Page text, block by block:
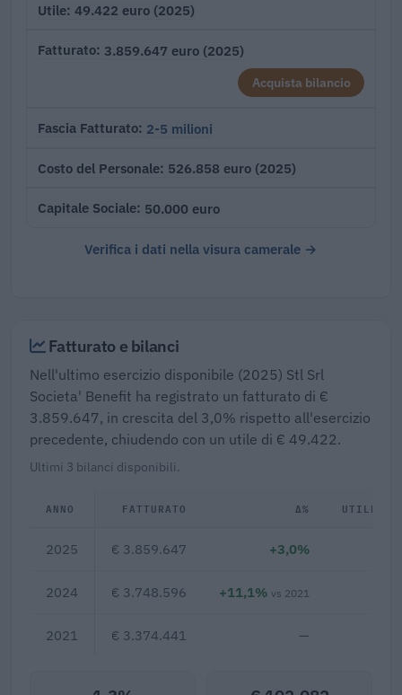
Utile 49.422 euro (2025)
Fatturato 3.859.647 euro (2025)
Acquista bilancio
Fascia Fatturato 2-5 milioni
Costo del Personale 526.858 euro (2025)
Capitale Sociale 50.000 euro
Verifica i dati nella visura camerale →
Fatturato e bilanci
Nell'ultimo esercizio disponibile (2025) Stl Srl
Societa' Benefit ha registrato un fatturato di €
3.859.647, in crescita del 3,0% rispetto all'esercizio
precedente, chiudendo con un utile di € 49.422.
Ultimi 3 bilanci disponibili.
ANNO FATTURATO Δ% UTILE/
2025 € 3.859.647 +3,0%
2024 € 3.748.596 +11,1% vs 2021
2021 € 3.374.441 —